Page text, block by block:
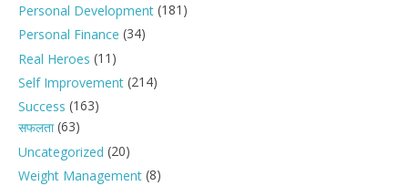
Personal Development (181)
Personal Finance (34)
Real Heroes (11)
Self Improvement (214)
Success (163)
सफलता(63)
Uncategorized (20)
Weight Management (8)